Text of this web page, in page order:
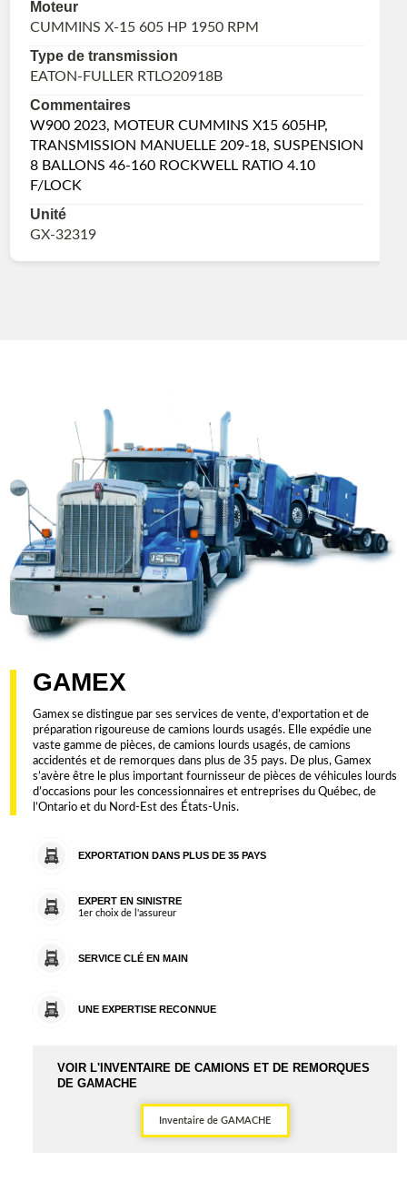
Moteur
CUMMINS X-15 605 HP 1950 RPM
Type de transmission
EATON-FULLER RTLO20918B
Commentaires
W900 2023, MOTEUR CUMMINS X15 605HP,
TRANSMISSION MANUELLE 209-18, SUSPENSION
8 BALLONS 46-160 ROCKWELL RATIO 4.10
F/LOCK
Unité
GX-32319
GAMEX
Gamex se distingue par ses services de vente, d’exportation et de
préparation rigoureuse de camions lourds usagés. Elle expédie une
vaste gamme de pièces, de camions lourds usagés, de camions
accidentés et de remorques dans plus de 35 pays. De plus, Gamex
s’avère être le plus important fournisseur de pièces de véhicules lourds
d’occasions pour les concessionnaires et entreprises du Québec, de
l’Ontario et du Nord-Est des États-Unis.
EXPORTATION DANS PLUS DE 35 PAYS
EXPERT EN SINISTRE
1er choix de l'assureur
SERVICE CLÉ EN MAIN
UNE EXPERTISE RECONNUE
VOIR L'INVENTAIRE DE CAMIONS ET DE REMORQUES
DE GAMACHE
Inventaire de GAMACHE